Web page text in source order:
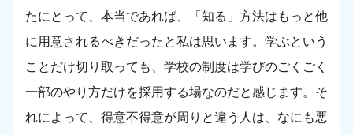
たにとって、本当であれば、「知る」方法はもっと他
に用意されるべきだったと私は思います。学ぶという
ことだけ切り取っても、学校の制度は学びのごくごく
一部のやり方だけを採用する場なのだと感じます。そ
れによって、得意不得意が周りと違う人は、なにも悪